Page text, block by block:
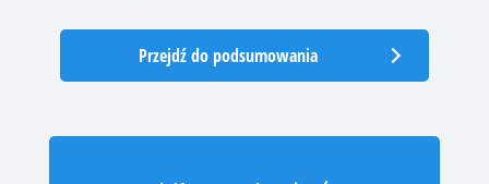
Przejdź do podsumowania